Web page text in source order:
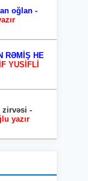
oğlan -
RƏMİŞ HE
YUSİFLİ
zirvəsi -
yazır